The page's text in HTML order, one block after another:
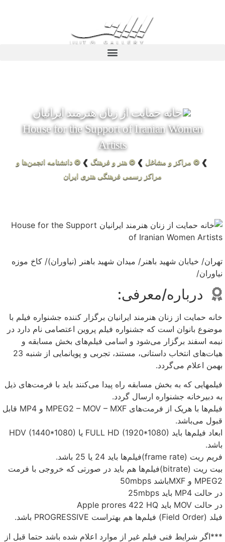
خانه حمایت از زنان هنرمند ایرانیان
House for the Support of Iranian Women
Artists
❯ ❂ مراکز و مشاغل ❯ ❂ هنر و فرهنگ ❯ ❂ دانشنامه انجمن‌ها و
مراکز رسمی فرهنگی هنری ایران
تهران/ خیابان شهید باهنر/ میدان شهید باهنر (نیاوران)/ کاخ موزه
نیاوران/
درباره/معرفی:
خانه حمایت از زنان هنرمند ایرانیان برگزار کننده جشنواره فیلم با
موضوع بانوان است که جشنواره فیلم پروین اعتصامی نام دارد در
نیمه اسفند برگزار می‌شود و اسامی فیلم‌های بخش مسابقه و
هیات‌های انتخاب داستانی، مستند، تجربی و پویانمایی از شنبه 23
بهمن اعلام می‌گردد.
فیلمهایی که به بخش مسابقه راه پیدا می‌کنند باید با فرمت‌های ذیل
به دبیرخانه جشنواره ارسال گردد.
فیلم‌ها با هریک از فرمت‌های MPEG2 – MOV – MXF و MP4 قابل
قبول می‌باشد.
ابعاد فیلم‌ها باید FULL HD (1920*1080) یا HDV (1440*1080)
باشد.
فریم ریت (frame rate)فیلم‌ها باید 24 یا 25 باشد.
بیت ریت (bitrate)فیلم‌ها هم باید در صورتی که خروجی با فرمت
MPEG2 و MXFباشد 50mbps
در حالت MP4 باید 25mbps
در حالت MOV باید Apple prores 422 HQ
فیلد (Field Order) فیلم‌ها هم بهتراست PROGRESSIVE باشد.
***اگر شرایط فنی فیلم غیر از موارد اعلام شده باشد حتما قبل از